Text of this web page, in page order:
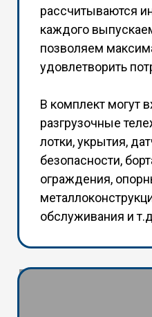
рассчитываются
каждого
позволяем
удовлетворить
В комплект могут
разгрузочные
лотки, укрытия,
безопасности,
ограждения,
обслуживания и